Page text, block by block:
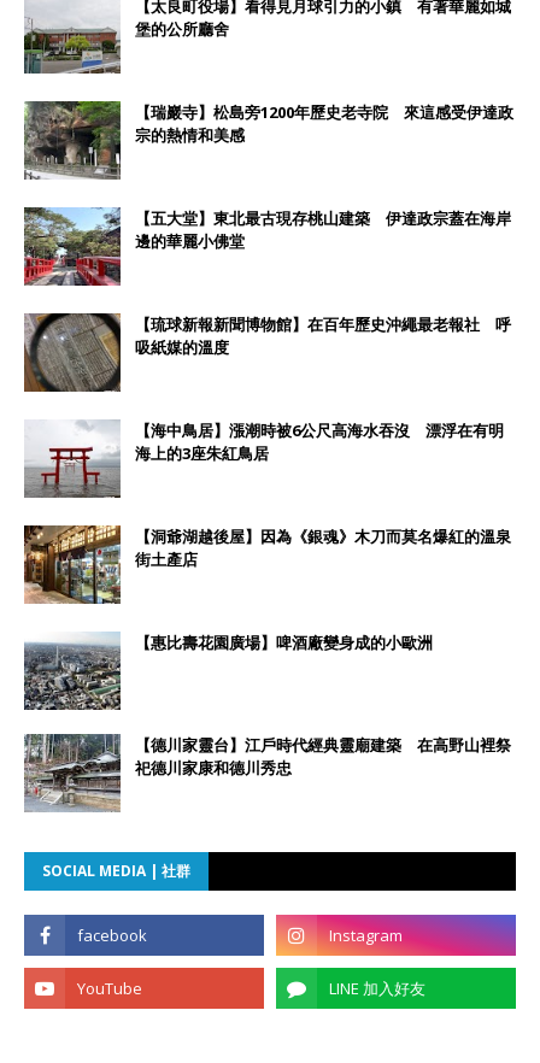
【太良町役場】看得見月球引力的小鎮 有著華麗如城
堡的公所廳舍
【瑞巖寺】松島旁1200年歷史老寺院 來這感受伊達政
宗的熱情和美感
【五大堂】東北最古現存桃山建築 伊達政宗蓋在海岸
邊的華麗小佛堂
【琉球新報新聞博物館】在百年歷史沖繩最老報社 呼
吸紙媒的溫度
【海中鳥居】漲潮時被6公尺高海水吞沒 漂浮在有明
海上的3座朱紅鳥居
【洞爺湖越後屋】因為《銀魂》木刀而莫名爆紅的溫泉
街土產店
【惠比壽花園廣場】啤酒廠變身成的小歐洲
【德川家靈台】江戶時代經典靈廟建築 在高野山裡祭
祀德川家康和德川秀忠
SOCIAL MEDIA | 社群